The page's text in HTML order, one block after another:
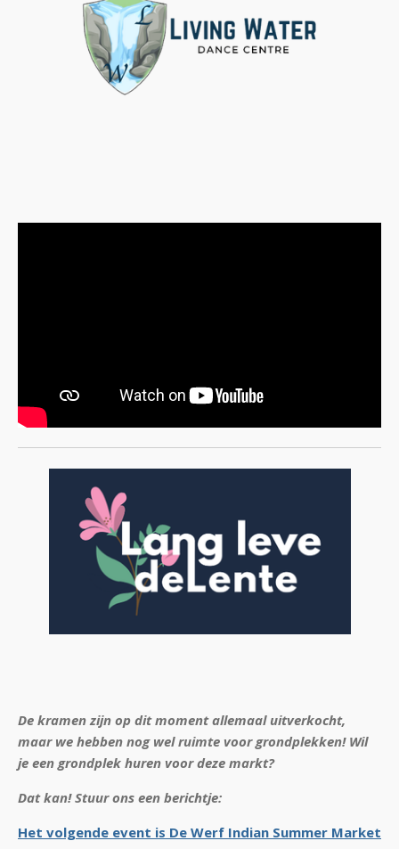
De kramen zijn op dit moment allemaal uitverkocht,
maar we hebben nog wel ruimte voor grondplekken! Wil
je een grondplek huren voor deze markt?
Dat kan! Stuur ons een berichtje:
Het volgende event is De Werf Indian Summer Market